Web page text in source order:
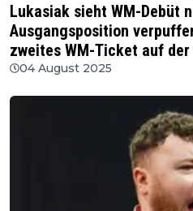
Lukasiak sieht WM-Debüt
Ausgangsposition
zweites WM-Ticket auf der
04 August 2025